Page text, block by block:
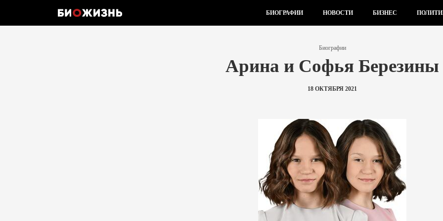
БИОГРАФИИ НОВОСТИ БИЗНЕС
Биографии
Арина и Софья Березины
18 ОКТЯБРЯ 2021